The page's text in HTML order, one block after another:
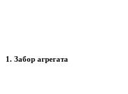
1. Забор агрегата